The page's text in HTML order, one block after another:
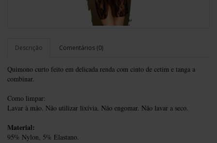
Descrição Comentários (0)
Quimono curto feito em delicada renda com cinto de cetim e tanga a
combinar.
Como limpar:
Lavar à mão. Não utilizar lixívia. Não engomar. Não lavar a seco.
Material:
95% Nylon, 5% Elastano.